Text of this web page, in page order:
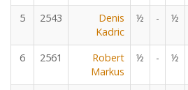
5 2543
Denis
Kadric
½ - ½
6 2561
Robert
Markus
½ - ½